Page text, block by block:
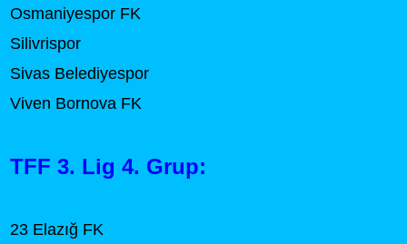
Osmaniyespor FK
Silivrispor
Sivas Belediyespor
Viven Bornova FK
TFF 3. Lig 4. Grup:
23 Elazığ FK